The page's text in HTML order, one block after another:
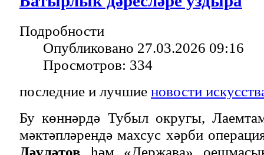
Подробности
Опубликовано 27.03.2026 09:16
Просмотров: 334
последние и лучшие новости
Бу көннәрдә Тубыл округы,
мәктәпләрендә махсус хәрби
Дәүләтов һәм «Держава»